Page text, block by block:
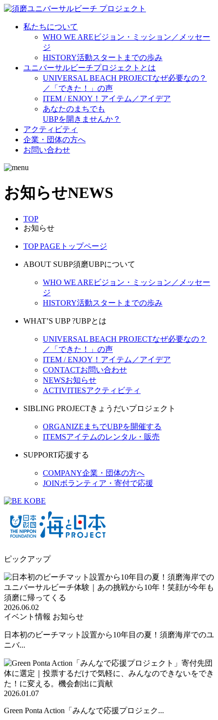
私たちについて
WHO WE ARE ビジョン・ミッション／メッセー
ジ
HISTORY活動スタートまでの歩み
ユニバーサルビーチプロジェクトとは
UNIVERSAL BEACH PROJECTなぜ必要なの？
／「できた！」の声
ITEM / ENJOY！ アイテム／アイデア
あなたのまちでも
UBPを開きませんか？
アクティビティ
企業・団体の方へ
お問い合わせ
お知らせNEWS
TOP
お知らせ
TOP PAGE トップページ
ABOUT SUBP須磨UBPについて
WHO WE ARE ビジョン・ミッション／メッセー
ジ
HISTORY活動スタートまでの歩み
WHAT’S UBP ?UBPとは
UNIVERSAL BEACH PROJECTなぜ必要なの？
／「できた！」の声
ITEM / ENJOY！ アイテム／アイデア
CONTACTお問い合わせ
NEWSお知らせ
ACTIVITIESアクティビティ
SIBLING PROJECTきょうだいプロジェクト
ORGANIZE まちでUBPを開催する
ITEMSアイテムのレンタル・販売
SUPPORT応援する
COMPANY企業・団体の方へ
JOINボランティア・寄付で応援
ピックアップ
2026.06.02
イベント情報 お知らせ
日本初のビーチマット設置から10年目の夏！須磨海岸でのユ
ニバ...
2026.01.07
Green Ponta Action「みんなで応援プロジェク...